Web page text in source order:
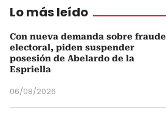
Lo más leído
Con nueva demanda sobre fraude
electoral, piden suspender
posesión de Abelardo de la
Espriella
06/08/2026